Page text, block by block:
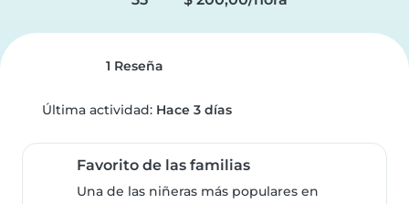
1 Reseña
Última actividad: Hace 3 días
Favorito de las familias
Una de las niñeras más populares en